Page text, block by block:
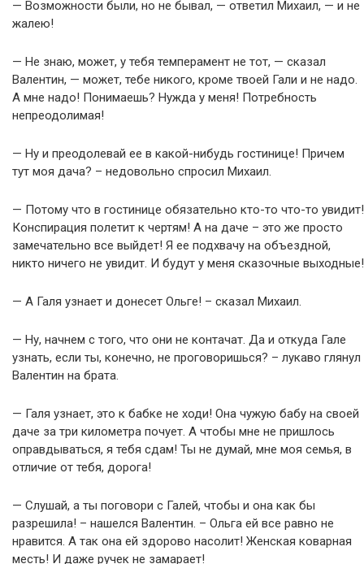
— Возможности были, но не бывал, — ответил Михаил, — и не
жалею!
— Не знаю, может, у тебя темперамент не тот, — сказал
Валентин, — может, тебе никого, кроме твоей Гали и не надо.
А мне надо! Понимаешь? Нужда у меня! Потребность
непреодолимая!
— Ну и преодолевай ее в какой-нибудь гостинице! Причем
тут моя дача? – недовольно спросил Михаил.
— Потому что в гостинице обязательно кто-то что-то увидит!
Конспирация полетит к чертям! А на даче – это же просто
замечательно все выйдет! Я ее подхвачу на объездной,
никто ничего не увидит. И будут у меня сказочные выходные!
— А Галя узнает и донесет Ольге! – сказал Михаил.
— Ну, начнем с того, что они не контачат. Да и откуда Гале
узнать, если ты, конечно, не проговоришься? – лукаво глянул
Валентин на брата.
— Галя узнает, это к бабке не ходи! Она чужую бабу на своей
даче за три километра почует. А чтобы мне не пришлось
оправдываться, я тебя сдам! Ты не думай, мне моя семья, в
отличие от тебя, дорога!
— Слушай, а ты поговори с Галей, чтобы и она как бы
разрешила! – нашелся Валентин. – Ольга ей все равно не
нравится. А так она ей здорово насолит! Женская коварная
месть! И даже ручек не замарает!